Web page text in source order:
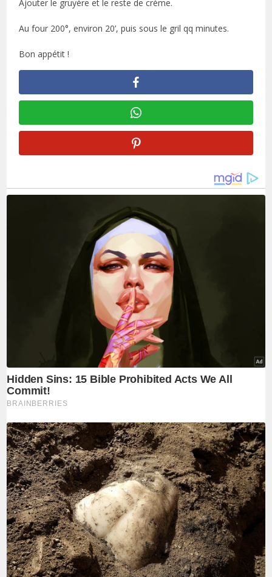
Ajouter le gruyère et le reste de crème.
Au four 200°, environ 20’, puis sous le gril qq minutes.
Bon appétit !